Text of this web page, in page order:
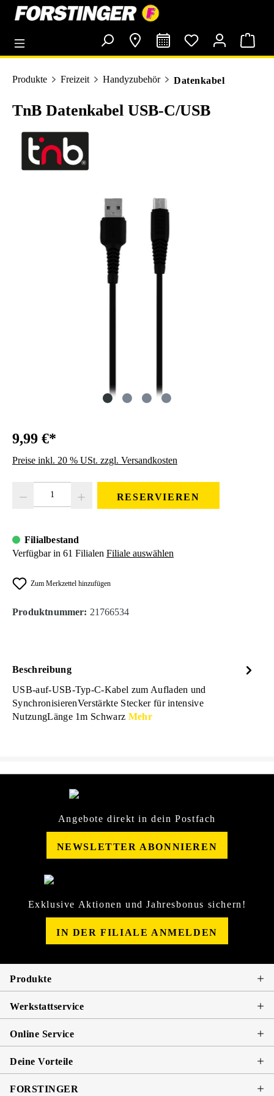
springen
Produkte Freizeit Handyzubehör Datenkabel
TnB Datenkabel USB-C/USB
9,99 €*
Preise inkl. 20 % USt. zzgl. Versandkosten
RESERVIEREN
Filialbestand
Verfügbar in 61 Filialen Filiale auswählen
Zum Merkzettel hinzufügen
Produktnummer: 21766534
Beschreibung
USB-auf-USB-Typ-C-Kabel zum Aufladen und
SynchronisierenVerstärkte Stecker für intensive
NutzungLänge 1m Schwarz Mehr
Angebote direkt in dein Postfach
NEWSLETTER ABONNIEREN
Exklusive Aktionen und Jahresbonus sichern!
IN DER FILIALE ANMELDEN
Produkte
Werkstattservice
Online Service
Deine Vorteile
FORSTINGER